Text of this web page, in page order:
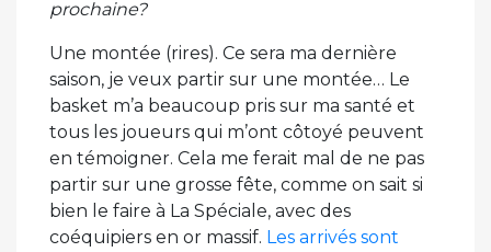
prochaine?
Une montée (rires). Ce sera ma dernière
saison, je veux partir sur une montée… Le
basket m’a beaucoup pris sur ma santé et
tous les joueurs qui m’ont côtoyé peuvent
en témoigner. Cela me ferait mal de ne pas
partir sur une grosse fête, comme on sait si
bien le faire à La Spéciale, avec des
coéquipiers en or massif. Les arrivés sont